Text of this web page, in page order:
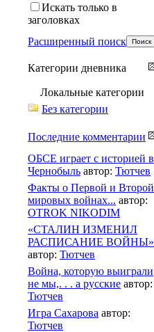
Искать только в
заголовках
Расширенный поиск
Категории дневника
Локальные категории
Без категории
Последние комментарии
ОБСЕ играет с историей в
Чернобыль автор: Тютчев
Факты о Первой и Второй
мировых войнах... автор:
OTROK NIKODIM
«СТАЛИН ИЗМЕНИЛ
РАСПИСАНИЕ ВОЙНЫ»
автор: Тютчев
Война, которую выиграли
не мы,. . . а русские автор:
Тютчев
Игра Сахарова автор:
Тютчев